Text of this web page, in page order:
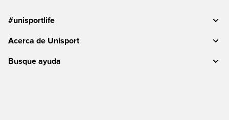
#unisportlife
Acerca de Unisport
Busque ayuda